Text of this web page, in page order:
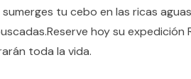
tu cebo en las ricas
hoy su expedición
toda la vida.